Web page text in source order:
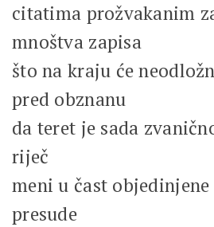
citatima prožvakanim
mnoštva zapisa
što na kraju će
pred obznanu
da teret je sada
riječ
meni u čast
presude